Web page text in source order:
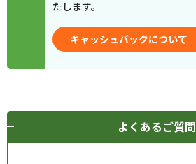
たします。
キャッシュバックについて
よくあるご質問